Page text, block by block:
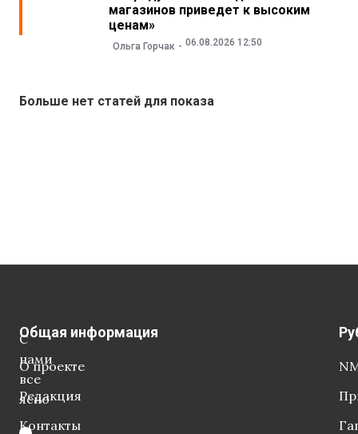
магазинов приведет к высоким
ценам»
Ольга Горчак 06.08.2026 12:50
Больше нет статей для показа
С
нами
все
ясно
Общая информация
О проекте
Редакция
Контакты